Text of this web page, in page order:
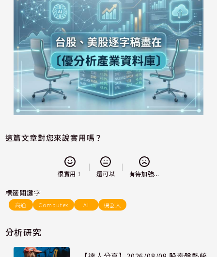
這篇文章對您來說實用嗎？
很實用！ 還可以 有待加強...
標籤關鍵字
高通 Computex AI 機器人
分析研究